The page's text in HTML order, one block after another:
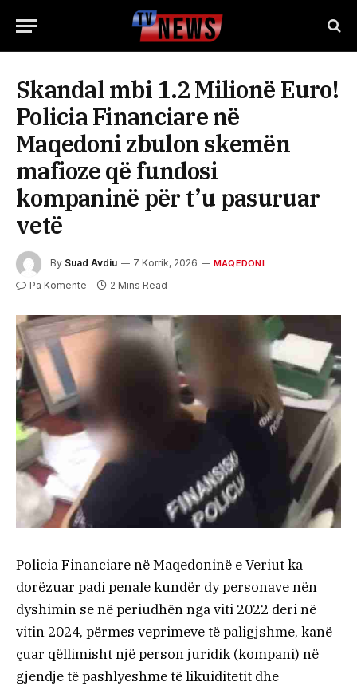
Skandal mbi 1.2 Milionë Euro!
Policia Financiare në
Maqedoni zbulon skemën
mafioze që fundosi
kompaninë për t’u pasuruar
vetë
By Suad Avdiu 7 Korrik, 2026 MAQEDONI
Pa Komente 2 Mins Read
Policia Financiare në Maqedoninë e Veriut ka
dorëzuar padi penale kundër dy personave nën
dyshimin se në periudhën nga viti 2022 deri në
vitin 2024, përmes veprimeve të paligjshme, kanë
çuar qëllimisht një person juridik (kompani) në
gjendje të pashlyeshme të likuiditetit dhe